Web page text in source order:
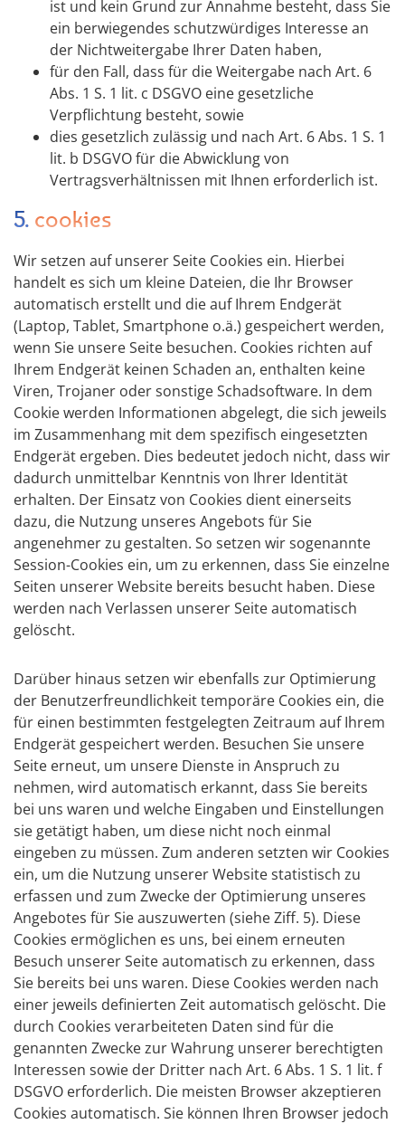
ist und kein Grund zur Annahme besteht, dass Sie
ein berwiegendes schutzwürdiges Interesse an
der Nichtweitergabe Ihrer Daten haben,
für den Fall, dass für die Weitergabe nach Art. 6
Abs. 1 S. 1 lit. c DSGVO eine gesetzliche
Verpflichtung besteht, sowie
dies gesetzlich zulässig und nach Art. 6 Abs. 1 S. 1
lit. b DSGVO für die Abwicklung von
Vertragsverhältnissen mit Ihnen erforderlich ist.
5. cookies
Wir setzen auf unserer Seite Cookies ein. Hierbei
handelt es sich um kleine Dateien, die Ihr Browser
automatisch erstellt und die auf Ihrem Endgerät
(Laptop, Tablet, Smartphone o.ä.) gespeichert werden,
wenn Sie unsere Seite besuchen. Cookies richten auf
Ihrem Endgerät keinen Schaden an, enthalten keine
Viren, Trojaner oder sonstige Schadsoftware. In dem
Cookie werden Informationen abgelegt, die sich jeweils
im Zusammenhang mit dem spezifisch eingesetzten
Endgerät ergeben. Dies bedeutet jedoch nicht, dass wir
dadurch unmittelbar Kenntnis von Ihrer Identität
erhalten. Der Einsatz von Cookies dient einerseits
dazu, die Nutzung unseres Angebots für Sie
angenehmer zu gestalten. So setzen wir sogenannte
Session-Cookies ein, um zu erkennen, dass Sie einzelne
Seiten unserer Website bereits besucht haben. Diese
werden nach Verlassen unserer Seite automatisch
gelöscht.
Darüber hinaus setzen wir ebenfalls zur Optimierung
der Benutzerfreundlichkeit temporäre Cookies ein, die
für einen bestimmten festgelegten Zeitraum auf Ihrem
Endgerät gespeichert werden. Besuchen Sie unsere
Seite erneut, um unsere Dienste in Anspruch zu
nehmen, wird automatisch erkannt, dass Sie bereits
bei uns waren und welche Eingaben und Einstellungen
sie getätigt haben, um diese nicht noch einmal
eingeben zu müssen. Zum anderen setzten wir Cookies
ein, um die Nutzung unserer Website statistisch zu
erfassen und zum Zwecke der Optimierung unseres
Angebotes für Sie auszuwerten (siehe Ziff. 5). Diese
Cookies ermöglichen es uns, bei einem erneuten
Besuch unserer Seite automatisch zu erkennen, dass
Sie bereits bei uns waren. Diese Cookies werden nach
einer jeweils definierten Zeit automatisch gelöscht. Die
durch Cookies verarbeiteten Daten sind für die
genannten Zwecke zur Wahrung unserer berechtigten
Interessen sowie der Dritter nach Art. 6 Abs. 1 S. 1 lit. f
DSGVO erforderlich. Die meisten Browser akzeptieren
Cookies automatisch. Sie können Ihren Browser jedoch